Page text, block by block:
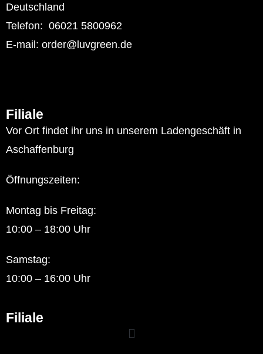
Deutschland
Telefon: 06021 5800962
E-mail: order@luvgreen.de
Filiale
Vor Ort findet ihr uns in unserem Ladengeschäft in
Aschaffenburg
Öffnungszeiten:
Montag bis Freitag:
10:00 – 18:00 Uhr
Samstag:
10:00 – 16:00 Uhr
Filiale